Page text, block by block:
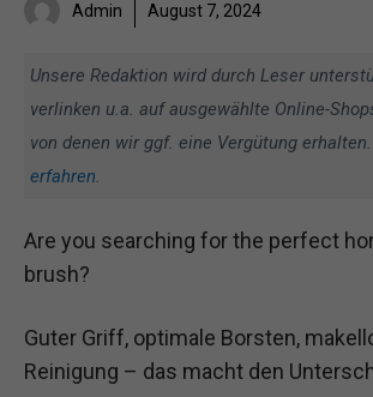
Admin August 7, 2024
Unsere Redaktion wird durch Leser
verlinken u.a. auf ausgewählte Online-
von denen wir ggf. eine Vergütung erhalten.
erfahren.
Are you searching for the perfect
brush?
Guter Griff, optimale Borsten,
Reinigung – das macht den